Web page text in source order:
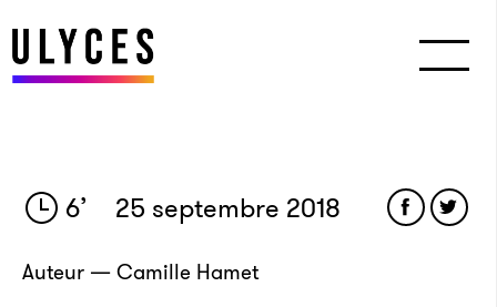
6’ 25 septembre 2018
Auteur — Camille Hamet